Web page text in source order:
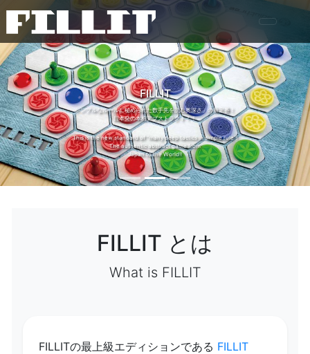
FILLIT
シンプルなルールに秘められた数手先を読む奥深さ」の新定番！
日本発の本格アブストラクト！！
This is the new standard of “many deep tactics in simple rule”!
The authentic abstract game from
Japan to the World!!
Previous Next
FILLIT とは
What is FILLIT
FILLITの最上級エディションである FILLIT